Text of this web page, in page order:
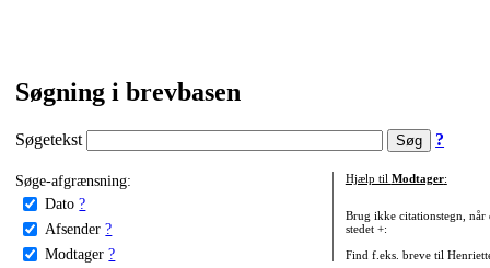
Søgning i brevbasen
Søgetekst ?
Søge-afgrænsning:
Dato ?
Afsender ?
Modtager ?
Hjælp til Modtager:
Brug ikke citationstegn, når
stedet +:
Find f.eks. breve til